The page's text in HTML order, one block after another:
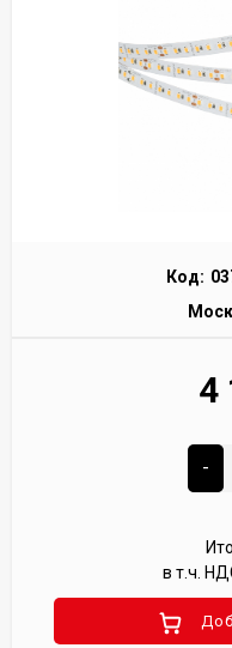
Код:
4
-
в т.ч.